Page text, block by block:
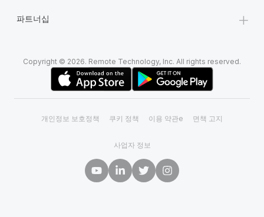
파트너십 +
Copyright © 2026. Remote Technology, Inc. All rights reserved.
개인정보 보호정책 쿠키 정책 이용 약관e 면책 고지
사업자 정보